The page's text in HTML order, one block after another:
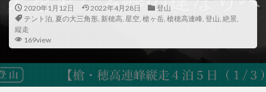
2020年1月12日 2022年4月28日
登山
テント泊, 夏の大三角形, 新穂高, 星空, 槍ヶ岳, 槍穂高連峰, 登山, 絶景,
縦走
169view